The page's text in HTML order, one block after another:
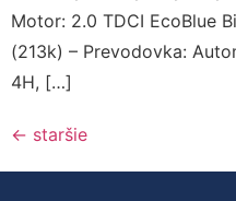
Motor: 2.0 TDCI EcoBlue
(213k) – Prevodovka:
4H, […]
← staršie